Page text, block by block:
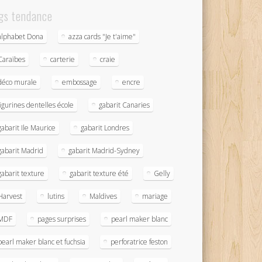
tendance
Dona azza cards "Je t'aime"
carterie craie
murale embossage encre
dentelles école gabarit Canaries
Ile Maurice gabarit Londres
Madrid gabarit Madrid-Sydney
texture gabarit texture été Gelly
lutins Maldives mariage
pages surprises pearl maker blanc
maker blanc et fuchsia perforatrice feston